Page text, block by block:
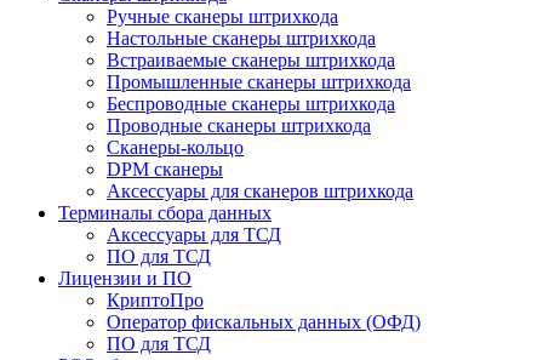
Ручные сканеры штрихкода
Настольные сканеры штрихкода
Встраиваемые сканеры штрихкода
Промышленные сканеры штрихкода
Беспроводные сканеры штрихкода
Проводные сканеры штрихкода
Сканеры-кольцо
DPM сканеры
Аксессуары для сканеров штрихкода
Терминалы сбора данных
Аксессуары для ТСД
ПО для ТСД
Лицензии и ПО
КриптоПро
Оператор фискальных данных (ОФД)
ПО для ТСД